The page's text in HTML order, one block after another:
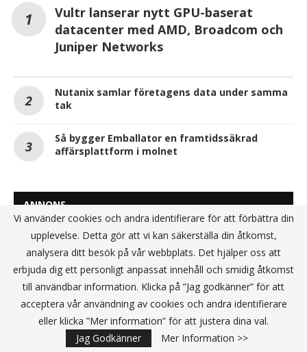
Vultr lanserar nytt GPU-baserat
datacenter med AMD, Broadcom och
Juniper Networks
Nutanix samlar företagens data under samma
tak
Så bygger Emballator en framtidssäkrad
affärsplattform i molnet
ANNONS
Vi använder cookies och andra identifierare för att förbättra din
upplevelse. Detta gör att vi kan säkerställa din åtkomst,
analysera ditt besök på vår webbplats. Det hjälper oss att
erbjuda dig ett personligt anpassat innehåll och smidig åtkomst
till användbar information. Klicka på ”Jag godkänner” för att
acceptera vår användning av cookies och andra identifierare
eller klicka ”Mer information” för att justera dina val.
Jag Godkänner
Mer Information >>